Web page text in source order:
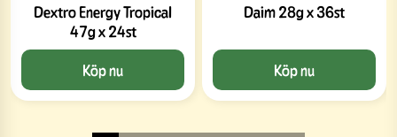
Dextro Energy Tropical
47g x 24st
Köp nu
Daim 28g x 36st
Köp nu